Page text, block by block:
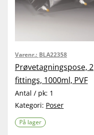
Varenr.: BLA22358
Prøvetagningspose, 2
fittings, 1000ml, PVF
Antal / pk: 1
Kategori: Poser
På lager